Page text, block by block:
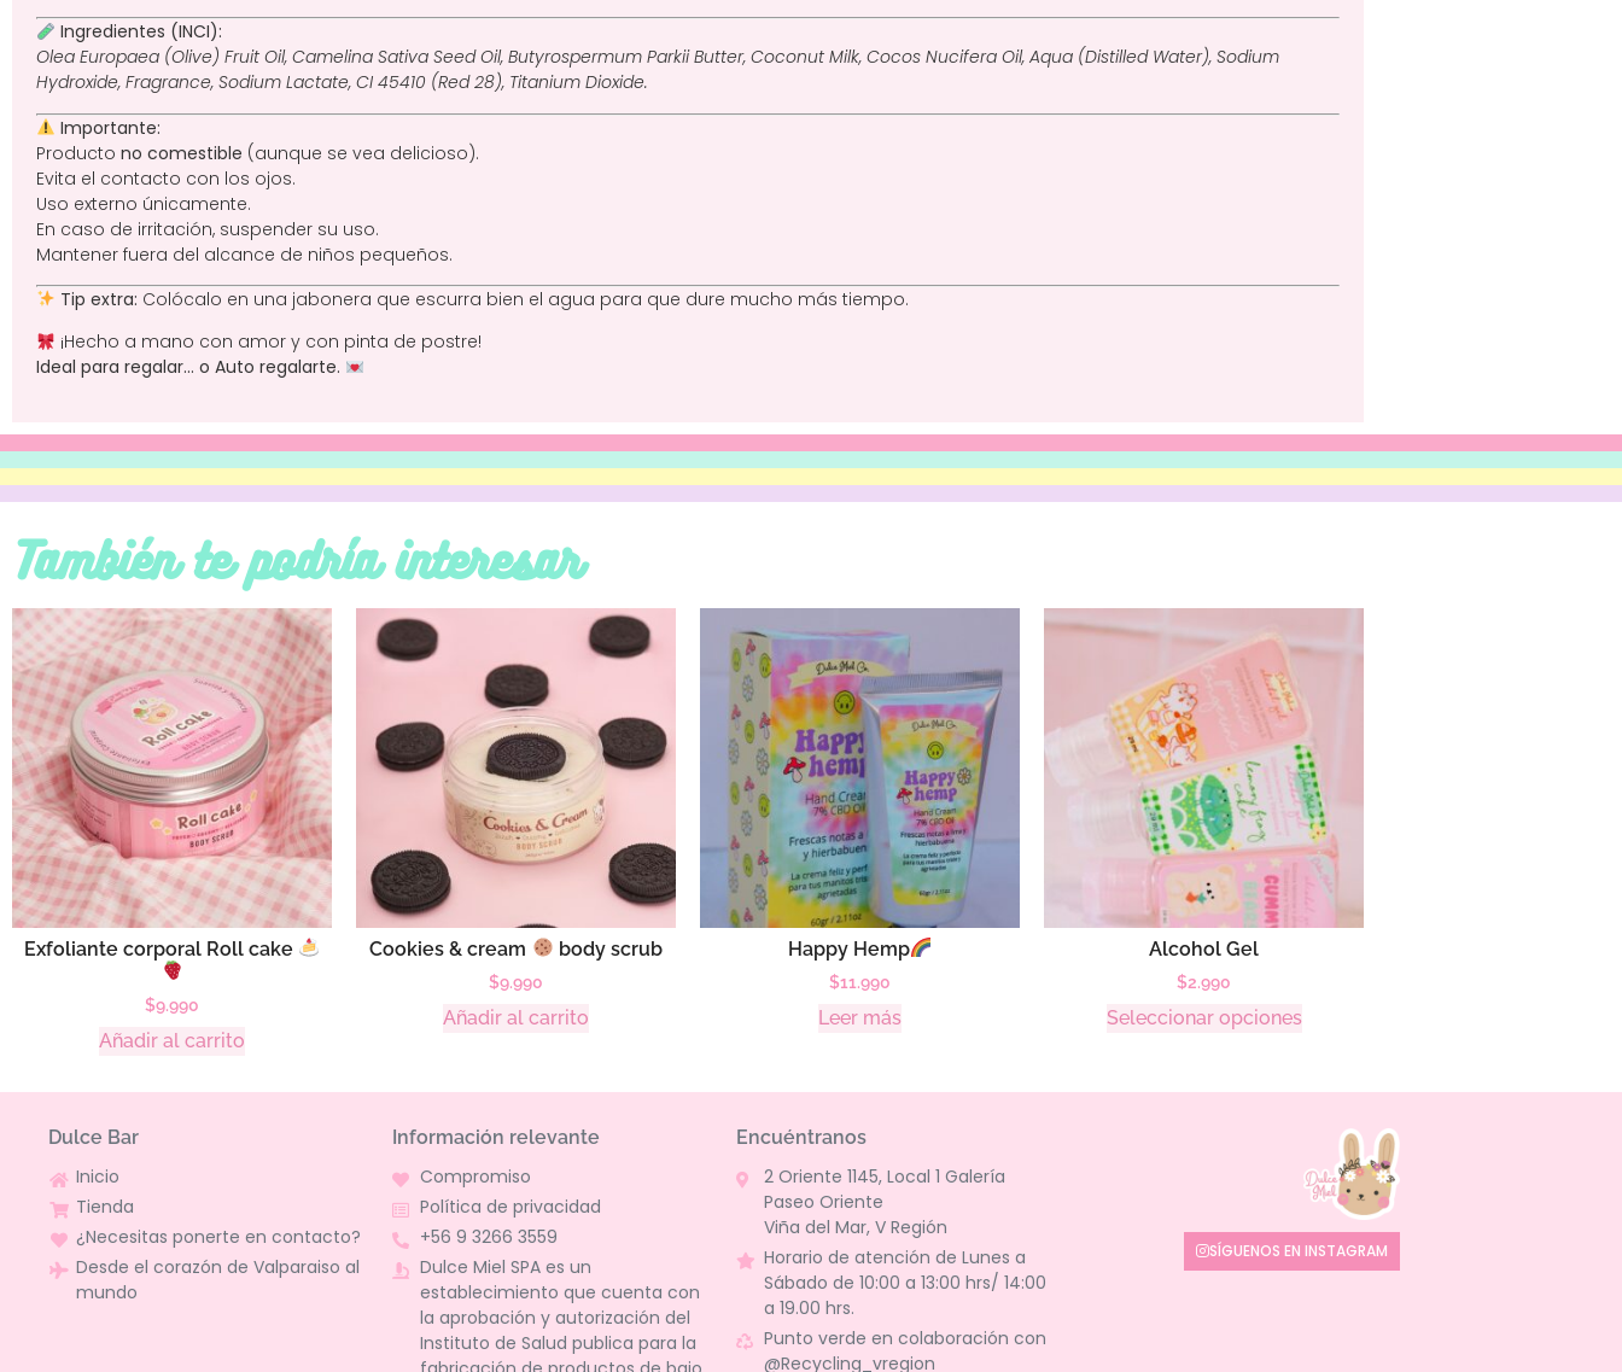
Ingredientes (INCI):
Olea Europaea (Olive) Fruit Oil, Camelina Sativa Seed Oil, Butyrospermum Parkii Butter, Coconut Milk, Cocos Nucifera Oil, Aqua (Distilled Water), Sodium
Hydroxide, Fragrance, Sodium Lactate, CI 45410 (Red 28), Titanium Dioxide.
Importante:
Producto no comestible (aunque se vea delicioso).
Evita el contacto con los ojos.
Uso externo únicamente.
En caso de irritación, suspender su uso.
Mantener fuera del alcance de niños pequeños.
Tip extra: Colócalo en una jabonera que escurra bien el agua para que dure mucho más tiempo.
¡Hecho a mano con amor y con pinta de postre!
Ideal para regalar… o Auto regalarte.
También te podría interesar
Exfoliante corporal Roll cake
$9.990
Añadir al carrito
Cookies & cream body scrub
$9.990
Añadir al carrito
Happy Hemp
$11.990
Leer más
Alcohol Gel
$2.990
Seleccionar opciones
Dulce Bar
Inicio
Tienda
¿Necesitas ponerte en contacto?
Desde el corazón de Valparaiso al
mundo
Información relevante
Compromiso
Política de privacidad
+56 9 3266 3559
Dulce Miel SPA es un
establecimiento que cuenta con
la aprobación y autorización del
Instituto de Salud publica para la
Encuéntranos
2 Oriente 1145, Local 1 Galería
Paseo Oriente
Viña del Mar, V Región
Horario de atención de Lunes a
Sábado de 10:00 a 13:00 hrs/ 14:00
a 19.00 hrs.
Punto verde en colaboración con
@Recycling_vregion
SÍGUENOS EN INSTAGRAM